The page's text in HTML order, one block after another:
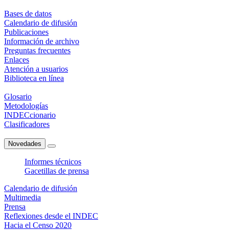
Bases de datos
Calendario de difusión
Publicaciones
Información de archivo
Preguntas frecuentes
Enlaces
Atención a usuarios
Biblioteca en línea
Glosario
Metodologías
INDECcionario
Clasificadores
Novedades
Informes técnicos
Gacetillas de prensa
Calendario de difusión
Multimedia
Prensa
Reflexiones desde el INDEC
Hacia el Censo 2020